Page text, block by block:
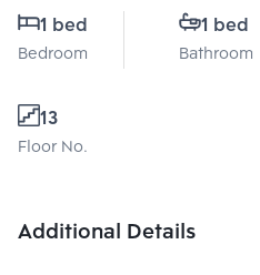
1 bed
Bedroom
1 bed
Bathroom
13
Floor No.
Additional Details